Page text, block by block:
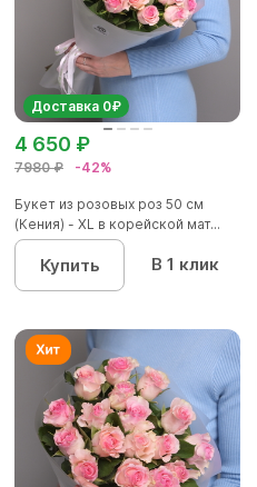
Доставка 0₽
7980 ₽ -42%
4 650 ₽
Букет из розовых роз 50 см
(Кения) - XL в корейской мат...
Купить В 1 клик